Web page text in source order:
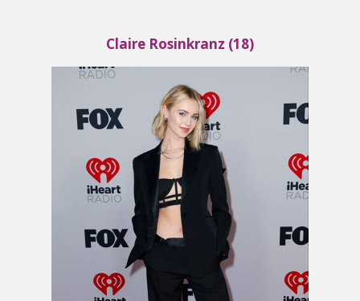
Claire Rosinkranz (18)